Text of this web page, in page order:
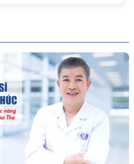
Của Khoa Thăm Dò Chức
Đa Khoa Tỉnh Phú Thọ